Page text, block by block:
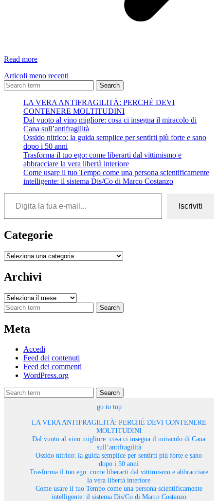
Read moreCome
il
tuo
come
una
persona
scientificamente
intelligente:
il
sistema
Dis/Co
di
Marco
Articoli meno recenti
Search
LA VERA ANTIFRAGILITÀ: PERCHÉ DEVI
CONTENERE MOLTITUDINI
Dal vuoto al vino migliore: cosa ci insegna il miracolo di
Cana sull’antifragilità
Ossido nitrico: la guida semplice per sentirti più forte e sano
dopo i 50 anni
Trasforma il tuo ego: come liberarti dal vittimismo e
abbracciare la vera libertà interiore
Come usare il tuo Tempo come una persona scientificamente
intelligente: il sistema Dis/Co di Marco Costanzo
Digita la tua e-mail...
Iscriviti
Categorie
Categorie
Archivi
Archivi
Search
Meta
Accedi
Feed dei contenuti
Feed dei commenti
WordPress.org
Search
go to top
LA VERA ANTIFRAGILITÀ: PERCHÉ DEVI CONTENERE
MOLTITUDINI
Dal vuoto al vino migliore: cosa ci insegna il miracolo di Cana
sull’antifragilità
Ossido nitrico: la guida semplice per sentirti più forte e sano
dopo i 50 anni
Trasforma il tuo ego: come liberarti dal vittimismo e abbracciare
la vera libertà interiore
Come usare il tuo Tempo come una persona scientificamente
intelligente: il sistema Dis/Co di Marco Costanzo